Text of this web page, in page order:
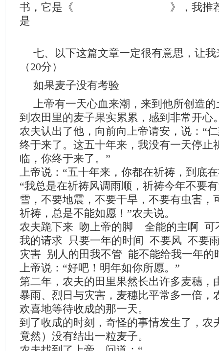
书，它是《 》，我推荐
是
七、以下这篇文章一定很有意思，让
（20分）
如果麦子没有考验
上帝有一天心血来潮，来到他所创造
到农田里的麦子果实累累，感到非常开心
农夫认出了他，向前向上帝请安，说：“
终于来了。这五十年来，我没有一天停止
临，你终于来了。”
上帝说：“五十年来，你都在祈祷，到底
“我总是在祈祷风调雨顺，祈祷今年不要
雪，不要地震，不要干旱，不要有虫害，
祈祷，总是不能如愿！”农夫说。
农夫跪下来 吻上帝的脚 全能的主啊 可
我的请求 只要一年的时间 不要风 不要
灾害 别人的田我不管 能不能给我一年的
上帝说：“好吧！明年如你所愿。”
第二年，农夫的田里果然长出许多麦穗，
暴雨、烈日与灾害，麦穗比平常
欢喜地等待收成的那一天。
到了收成的时刻，奇怪的事情发生了，农
竟然）没有结出一粒麦子。